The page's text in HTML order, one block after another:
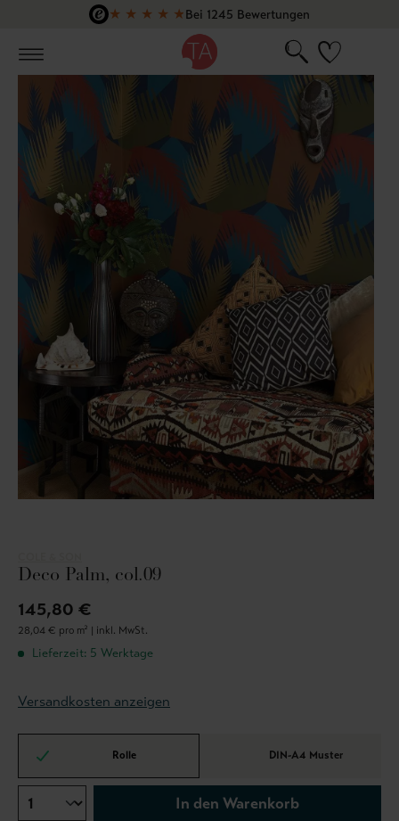
Zum Hauptinhalt springen
★ ★ ★ ★ ★Bei 1245 Bewertungen
Deco Palm, col.09
145,80 €
28,04 € pro m² | inkl. MwSt.
Lieferzeit: 5 Werktage
Versandkosten anzeigen
Rolle DIN-A4 Muster
In den Warenkorb